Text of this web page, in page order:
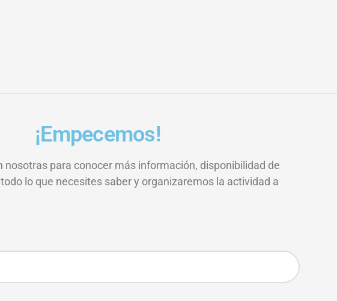
¡Empecemos!
nosotras para conocer más información, disponibilidad de
lo que necesites saber y organizaremos la actividad a